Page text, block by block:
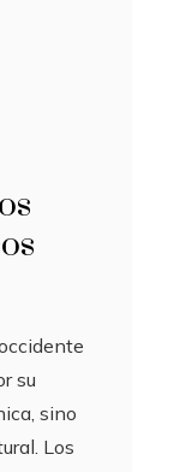
su
sino
Los